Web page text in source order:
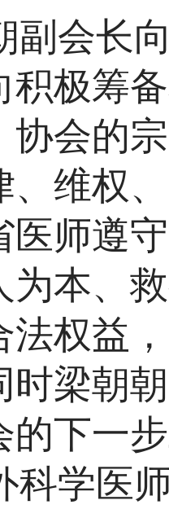
会长
积极筹
协会的
、维权
医师遵
为本、
法权益
时梁朝
的下一
学医